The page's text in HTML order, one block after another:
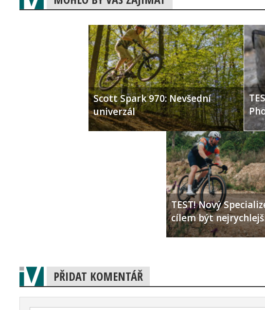
Scott Spark 970: Nevšední
univerzál
TEST! Nový
cílem být
PŘIDAT KOMENTÁŘ